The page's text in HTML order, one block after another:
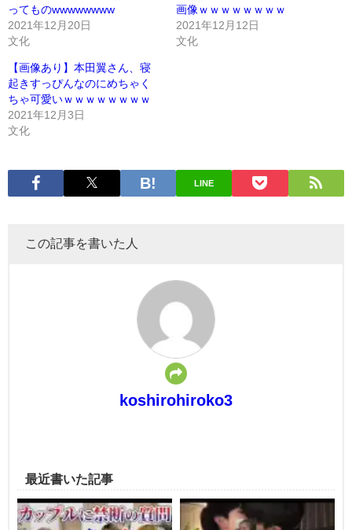
ってものwwwwwwww
2021年12月20日
文化
画像ｗｗｗｗｗｗｗｗ
2021年12月12日
文化
【画像あり】本田翼さん、寝
起きすっぴんなのにめちゃく
ちゃ可愛いｗｗｗｗｗｗｗｗ
2021年12月3日
文化
LINE
この記事を書いた人
koshirohiroko3
最近書いた記事